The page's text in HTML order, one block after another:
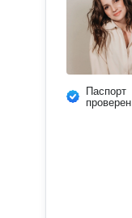
Паспорт
проверен